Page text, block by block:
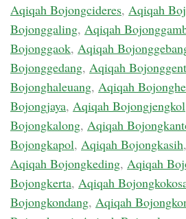
Aqiqah Bojongcideres, Aqiqah
Bojonggaling, Aqiqah
Bojonggaok, Aqiqah
Bojonggedang, Aqiqah
Bojonghaleuang, Aqiqah
Bojongjaya, Aqiqah Bojongjengkol
Bojongkalong, Aqiqah
Bojongkapol, Aqiqah Bojongkasih,
Aqiqah Bojongkeding, Aqiqah
Bojongkerta, Aqiqah
Bojongkondang, Aqiqah